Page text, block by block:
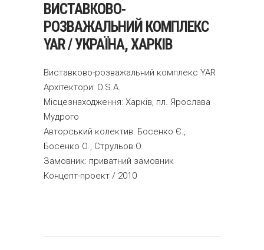
ВИСТАВКОВО-
РОЗВАЖАЛЬНИЙ КОМПЛЕКС
YAR / УКРАЇНА, ХАРКІВ
Виставково-розважальний комплекс YAR
Архітектори: O.S.A.
Місцезнаходження: Харків, пл. Ярослава
Мудрого
Авторський колектив: Босенко Є.,
Босенко О., Струльов О.
Замовник: приватний замовник
Концепт-проект / 2010